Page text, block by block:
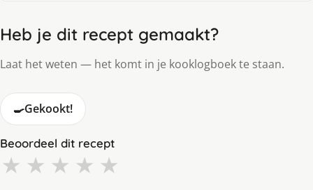
Heb je dit recept gemaakt?
Laat het weten — het komt in je kooklogboek te staan.
🍳Gekookt!
Beoordeel dit recept
★ ★ ★ ★ ★